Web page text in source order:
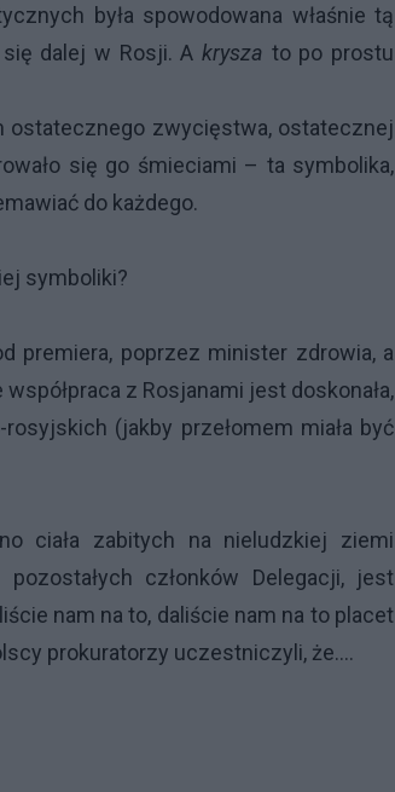
była spowodowana właśnie tą
dalej w Rosji. Akrysza to po prostu
zwycięstwa, ostatecznej
się go śmieciami – ta symbolika,
do każdego.
symboliki?
premiera, poprzez minister zdrowia, a
z Rosjanami jest doskonała,
(jakby przełomem miała być
ciała zabitych na nieludzkiej ziemi
członków Delegacji, jest
nam na to, daliście nam na to placet
prokuratorzy uczestniczyli, że….